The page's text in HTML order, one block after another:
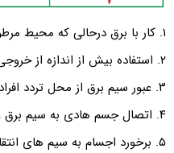
۱. کار با برق درحالی که محیط مرطوب است
۲. استفاده بیش از اندازه از خروجی پریز
۳. عبور سیم برق از محل تردد افراد
۴. اتصال جسم هادی به سیم برق و تخلیه از طریق بدن انسان
۵. برخورد اجسام به سیم های انتقال برق